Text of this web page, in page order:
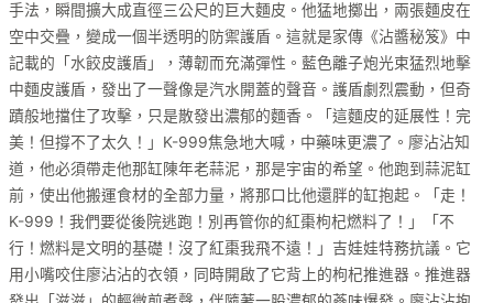
手法，瞬間擴大成直徑三公尺的巨大麵皮。他猛地擲出，兩張麵皮在
空中交疊，變成一個半透明的防禦護盾。這就是家傳《沾醬秘笈》中
記載的「水餃皮護盾」，薄韌而充滿彈性。藍色離子炮光束猛烈地擊
中麵皮護盾，發出了一聲像是汽水開蓋的聲音。護盾劇烈震動，但奇
蹟般地擋住了攻擊，只是散發出濃郁的麵香。「這麵皮的延展性！完
美！但撐不了太久！」K-999焦急地大喊，中藥味更濃了。廖沾沾知
道，他必須帶走他那缸陳年老蒜泥，那是宇宙的希望。他跑到蒜泥缸
前，使出他搬運食材的全部力量，將那口比他還胖的缸抱起。「走！
K-999！我們要從後院逃跑！別再管你的紅棗枸杞燃料了！」「不
行！燃料是文明的基礎！沒了紅棗我飛不遠！」吉娃娃特務抗議。它
用小嘴咬住廖沾沾的衣領，同時開啟了它背上的枸杞推進器。推進器